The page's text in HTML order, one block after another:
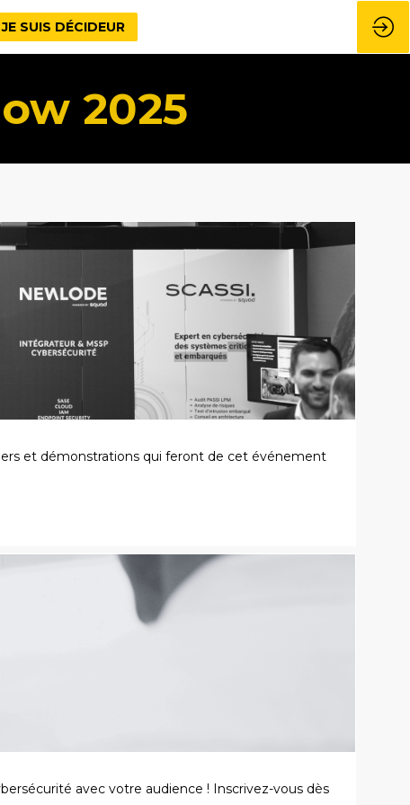
JE SUIS DÉCIDEUR
2025
et démonstrations qui feront de cet événement
avec votre audience ! Inscrivez-vous dès